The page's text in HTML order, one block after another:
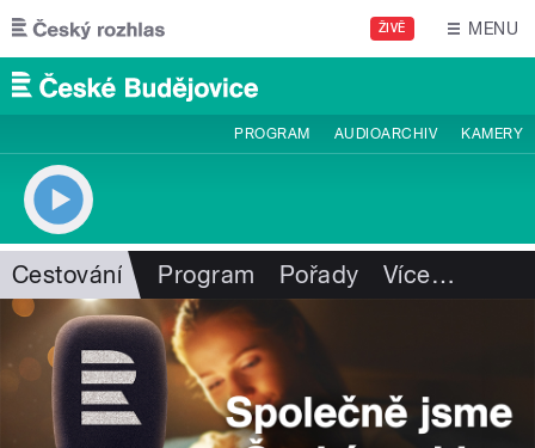
Přejít k hlavnímu obsahu
ŽIVĚ MENU
PROGRAM AUDIOARCHIV KAMERY
Cestování Program Pořady Více…